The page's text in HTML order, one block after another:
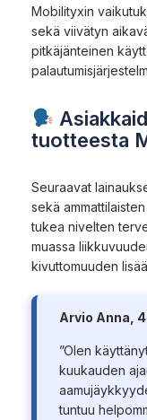
Mobilityxin
sekä viivätyn
pitkäjänteinen
tuotteesta
Seuraavat
sekä
tukea nivelten
muassa
kivuttomuuden
Arvio Anna,
”Olen
kuukauden
tuntuu